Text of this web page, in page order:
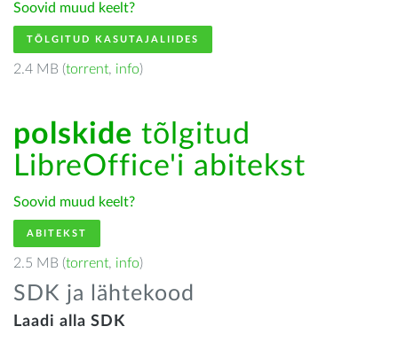
Soovid muud keelt?
TÕLGITUD KASUTAJALIIDES
2.4 MB (torrent, info)
polskide tõlgitud
LibreOffice'i abitekst
Soovid muud keelt?
ABITEKST
2.5 MB (torrent, info)
SDK ja lähtekood
Laadi alla SDK